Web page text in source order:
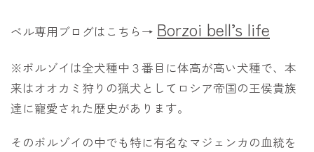
ベル専用ブログはこちら→ Borzoi bell’s life
※ボルゾイは全犬種中３番目に体高が高い犬種で、本
来はオオカミ狩りの猟犬としてロシア帝国の王侯貴族
達に寵愛された歴史があります。
そのボルゾイの中でも特に有名なマジェンカの血統を